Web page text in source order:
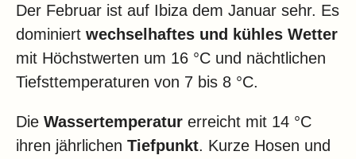
Der Februar ist auf Ibiza dem Januar sehr. Es
dominiert wechselhaftes und kühles Wetter
mit Höchstwerten um 16 °C und nächtlichen
Tiefsttemperaturen von 7 bis 8 °C.
Die Wassertemperatur erreicht mit 14 °C
ihren jährlichen Tiefpunkt. Kurze Hosen und